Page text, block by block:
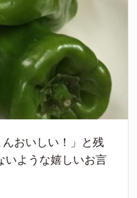
おいしい！」と残
いような嬉しいお言